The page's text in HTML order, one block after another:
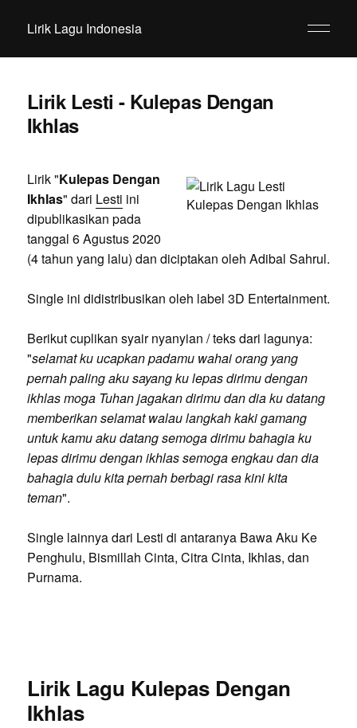
Lirik Lagu Indonesia
Lirik Lesti - Kulepas Dengan
Ikhlas
Lirik "Kulepas Dengan
Ikhlas" dari Lesti ini
dipublikasikan pada
tanggal 6 Agustus 2020
(4 tahun yang lalu) dan diciptakan oleh Adibal Sahrul.
Single ini didistribusikan oleh label 3D Entertainment.
Berikut cuplikan syair nyanyian / teks dari lagunya:
"selamat ku ucapkan padamu wahai orang yang
pernah paling aku sayang ku lepas dirimu dengan
ikhlas moga Tuhan jagakan dirimu dan dia ku datang
memberikan selamat walau langkah kaki gamang
untuk kamu aku datang semoga dirimu bahagia ku
lepas dirimu dengan ikhlas semoga engkau dan dia
bahagia dulu kita pernah berbagi rasa kini kita
teman".
Single lainnya dari Lesti di antaranya Bawa Aku Ke
Penghulu, Bismillah Cinta, Citra Cinta, Ikhlas, dan
Purnama.
Lirik Lagu Kulepas Dengan
Ikhlas